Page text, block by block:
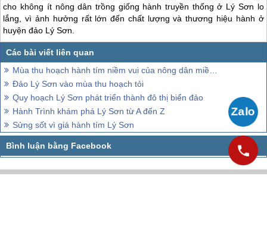
cho không ít nông dân trồng giống hành truyền thống ở Lý Sơn lo
lắng, vì ảnh hưởng rất lớn đến chất lượng và thương hiệu hành ở
huyện đảo Lý Sơn.
Mùa thu hoạch hành tím niềm vui của nông dân miền đất đảo
Đảo Lý Sơn vào mùa thu hoạch tỏi
Quy hoạch Lý Sơn phát triển thành đô thị biển đảo
Hành Trình khám phá Lý Sơn từ A đến Z
Sửng sốt vì giá hành tím Lý Sơn